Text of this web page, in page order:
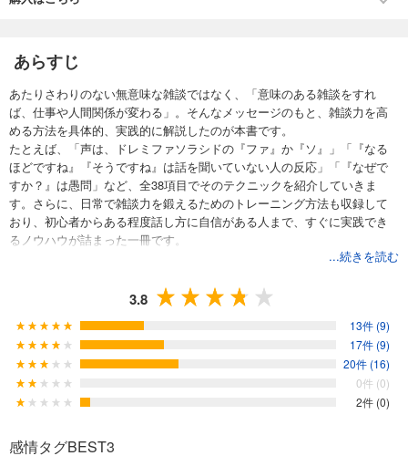
あらすじ
あたりさわりのない無意味な雑談ではなく、「意味のある雑談をすれ
ば、仕事や人間関係が変わる」。そんなメッセージのもと、雑談力を高
める方法を具体的、実践的に解説したのが本書です。
たとえば、「声は、ドレミファソラシドの『ファ』か『ソ』」「『なる
ほどですね』『そうですね』は話を聞いていない人の反応」「『なぜで
すか？』は愚問」など、全38項目でそのテクニックを紹介していきま
す。さらに、日常で雑談力を鍛えるためのトレーニング方法も収録して
おり、初心者からある程度話し方に自信がある人まで、すぐに実践でき
るノウハウが詰まった一冊です。
...続きを読む
3.8
13件 (9)
17件 (9)
20件 (16)
0件 (0)
2件 (0)
感情タグBEST3